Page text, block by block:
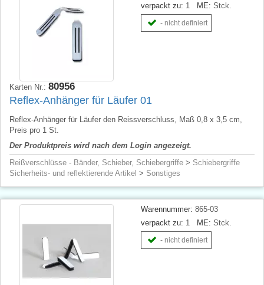
verpackt zu: 1 ME: Stck.
- nicht definiert
Karten Nr.: 80956
Reflex-Anhänger für Läufer 01
Reflex-Anhänger für Läufer den Reissverschluss, Maß 0,8 x 3,5 cm,
Preis pro 1 St.
Der Produktpreis wird nach dem Login angezeigt.
Reißverschlüsse - Bänder, Schieber, Schiebergriffe > Schiebergriffe
Sicherheits- und reflektierende Artikel > Sonstiges
Warennummer: 865-03
verpackt zu: 1 ME: Stck.
- nicht definiert